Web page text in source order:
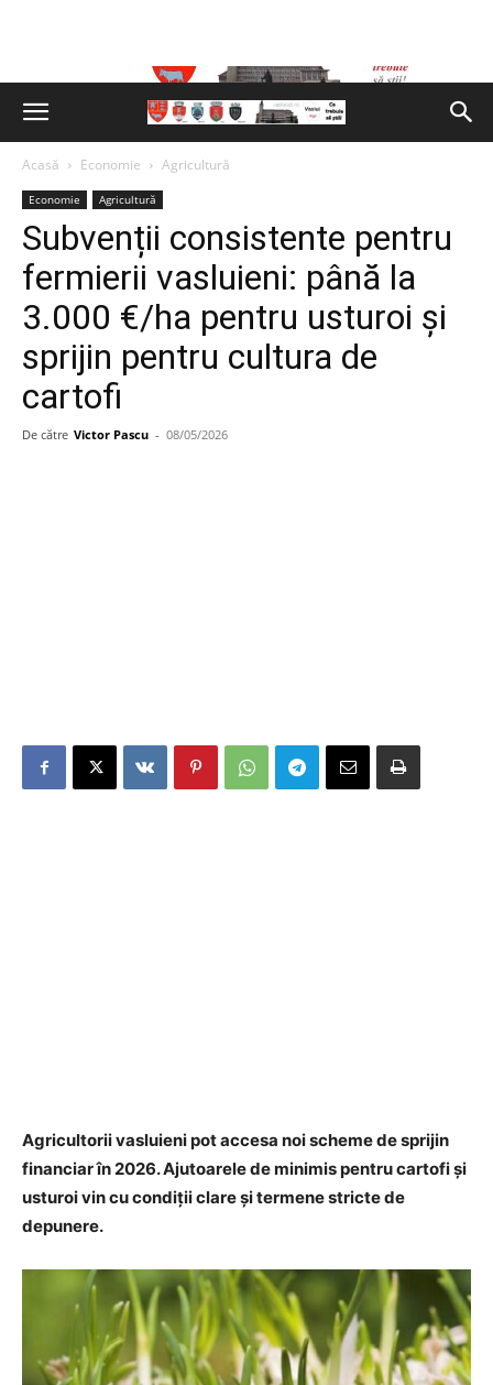
Acasă Economie Agricultură
Economie Agricultură
Subvenții consistente pentru
fermierii vasluieni: până la
3.000 €/ha pentru usturoi și
sprijin pentru cultura de
cartofi
De către Victor Pascu - 08/05/2026
Agricultorii vasluieni pot accesa noi scheme de sprijin
financiar în 2026. Ajutoarele de minimis pentru cartofi și
usturoi vin cu condiții clare și termene stricte de
depunere.